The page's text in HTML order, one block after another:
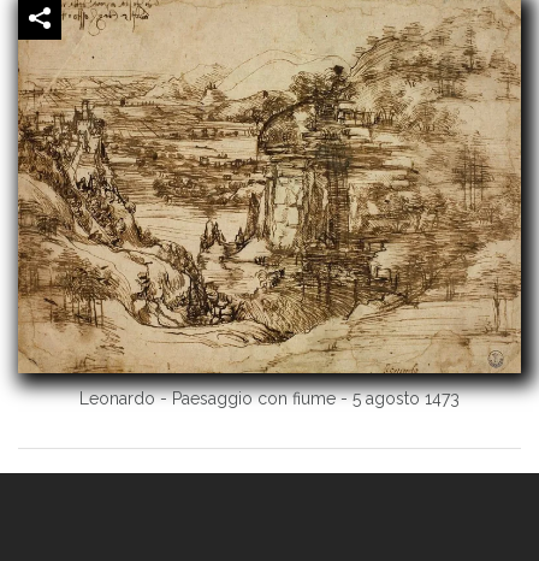
Leonardo - Paesaggio con fiume - 5 agosto 1473